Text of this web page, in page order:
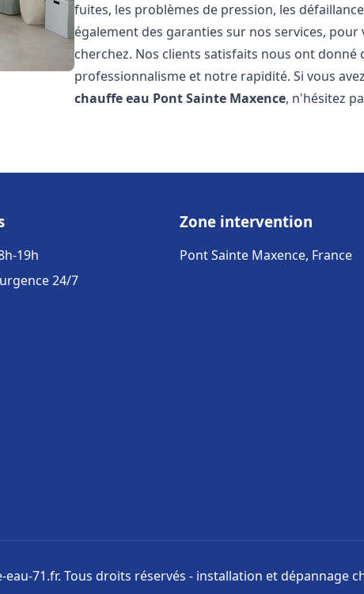
fuites, les problèmes de pression, les
également des garanties sur nos services,
cherchez. Nos clients satisfaits nous ont
professionnalisme et notre rapidité. Si vous
chauffe eau Pont Sainte Maxence, n'hésitez
19h
24/7
Zone intervention
Pont Sainte Maxence, France
eau-71.fr. Tous droits réservés - installation et dépannage